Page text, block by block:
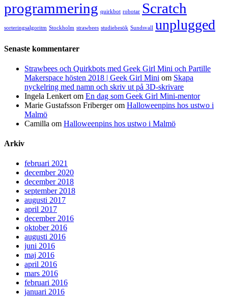
programmering quirkbot robotar Scratch
sorteringsalgoritm Stockholm strawbees studiebesök Sundsvall unplugged
Senaste kommentarer
Strawbees och Quirkbots med Geek Girl Mini och Partille
Makerspace hösten 2018 | Geek Girl Mini om Skapa
nyckelring med namn och skriv ut på 3D-skrivare
Ingela Lenkert om En dag som Geek Girl Mini-mentor
Marie Gustafsson Fribergerom Halloweenpins hos ustwo i
Malmö
Camilla om Halloweenpins hos ustwo i Malmö
Arkiv
februari 2021
december 2020
december 2018
september 2018
augusti 2017
april 2017
december 2016
oktober 2016
augusti 2016
juni 2016
maj 2016
april 2016
mars 2016
februari 2016
januari 2016